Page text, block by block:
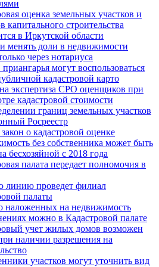
оценка земельных участков и
капитального строительства
в Иркутской области
менять доли в недвижимости
через нотариуса
могут воспользоваться
кадастровой карто
экспертиза СРО оценщиков при
кадастровой стоимости
границ земельных участков
Росреестр
о кадастровой оценке
без собственника может быть
бесхозяйной с 2018 года
палата передает полномочия в
линию проведет филиал
палаты
наложенных на недвижимость
можно в Кадастровой палате
учет жилых домов возможен
наличии разрешения на
участков могут уточнить вид